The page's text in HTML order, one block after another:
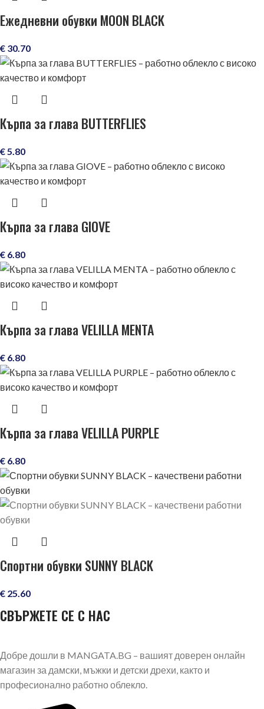
Ежедневни обувки MOON BLACK
€ 30.70
Кърпа за глава BUTTERFLIES
€5.80
Кърпа за глава GIOVE
€ 6.80
Кърпа за глава VELILLA MENTA
€ 6.80
Кърпа за глава VELILLA PURPLE
€ 6.80
Спортни обувки SUNNY BLACK
€ 25.60
СВЪРЖЕТЕ СЕ С НАС
Добре дошли в MANGATA.BG – вашият доверен онлайн
магазин за дамски, мъжки и детски дрехи, както и
професионално работно облекло.